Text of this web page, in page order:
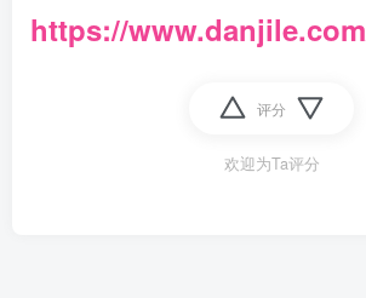
https://
评分
欢迎为Ta评分